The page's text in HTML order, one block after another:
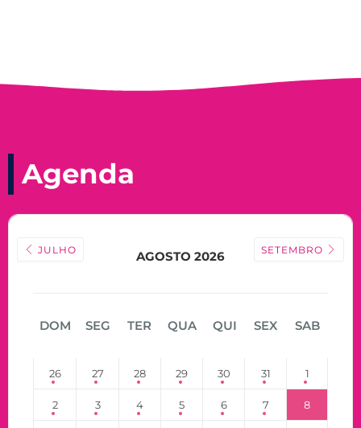
Agenda
JULHO AGOSTO 2026 SETEMBRO
DOM SEG TER QUA QUI SEX SAB
26 27 28 29 30 31 1
2 3 4 5 6 7 8